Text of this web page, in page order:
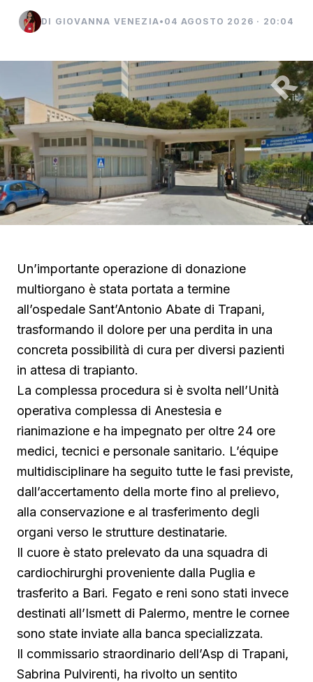
DI GIOVANNA VENEZIA• 04 AGOSTO 2026 · 20:04
Un’importante operazione di donazione
multiorgano è stata portata a termine
all’ospedale Sant’Antonio Abate di Trapani,
trasformando il dolore per una perdita in una
concreta possibilità di cura per diversi pazienti
in attesa di trapianto.
La complessa procedura si è svolta nell’Unità
operativa complessa di Anestesia e
rianimazione e ha impegnato per oltre 24 ore
medici, tecnici e personale sanitario. L’équipe
multidisciplinare ha seguito tutte le fasi previste,
dall’accertamento della morte fino al prelievo,
alla conservazione e al trasferimento degli
organi verso le strutture destinatarie.
Il cuore è stato prelevato da una squadra di
cardiochirurghi proveniente dalla Puglia e
trasferito a Bari. Fegato e reni sono stati invece
destinati all’Ismett di Palermo, mentre le cornee
sono state inviate alla banca specializzata.
Il commissario straordinario dell’Asp di Trapani,
Sabrina Pulvirenti, ha rivolto un sentito